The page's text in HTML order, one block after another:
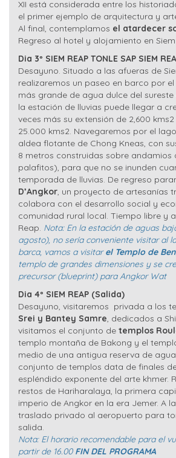
XII está considerada entre los
el primer ejemplo de arquitectura y
Al final, contemplamos el atardecer
Regreso al hotel y alojamiento en
Dia 3º SIEM REAP TONLE SAP SIEM
Desayuno. Situado a las afueras de
realizaremos un paseo en barco por el
más grande de agua dulce del
la estación de lluvias puede llegar a
veces más su extensión de 2,600
25.000 kms2. Navegaremos por el
aldea flotante de Chong Kneas, con
8 metros construidas sobre
palafitos), para que no se inunden
temporada de lluvias. De regreso
D’Angkor, un proyecto de artesanías
colabora con el desarrollo social y
comunidad rural local. Tiempo libre y
Reap. Nota: En la estación de aguas
agosto), no sería conveniente visitar al
barca, vamos a visitarel Templo de
templo de grandes dimensiones y se
precursor (blueprint) para Angkor Wat
Dia 4º SIEM REAP (Salida)
Desayuno, visitaremos privada a los
Srei y Bantey Samre, dedicados a
visitamos el conjunto de templos
templo montaña de Bakong y el
medio de una antigua reserva de
conjunto de templos data de finales
espléndido exponente del arte khmer.
restos de Hariharalaya, la primera
imperio de Angkor en la era Jemer. A
traslado privado al aeropuerto para
salida.
Nota: El horario recomendable para el
partir de 16.00 FIN DEL PROGRAMA